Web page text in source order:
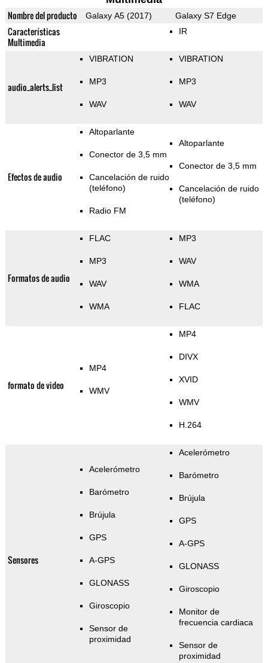
Nombre del producto Galaxy A5 (2017) Galaxy S7 Edge
Características
Multimedia
IR
audio_alerts_list
VIBRATION
MP3
WAV
VIBRATION
MP3
WAV
Efectos de audio
Altoparlante
Conector de 3,5 mm
Cancelación de ruido
(teléfono)
Radio FM
Altoparlante
Conector de 3,5 mm
Cancelación de ruido
(teléfono)
Formatos de audio
FLAC
MP3
WAV
WMA
MP3
WAV
WMA
FLAC
formato de video
MP4
WMV
MP4
DIVX
XVID
WMV
H.264
Sensores
Acelerómetro
Barómetro
Brújula
GPS
A-GPS
GLONASS
Giroscopio
Sensor de
proximidad
Acelerómetro
Barómetro
Brújula
GPS
A-GPS
GLONASS
Giroscopio
Monitor de
frecuencia cardiaca
Sensor de
proximidad